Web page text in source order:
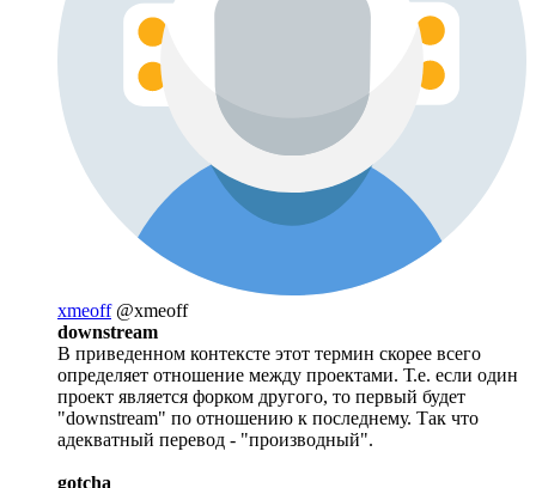
xmeoff @xmeoff
downstream
В приведенном контексте этот термин скорее всего
определяет отношение между проектами. Т.е. если один
проект является форком другого, то первый будет
"downstream" по отношению к последнему. Так что
адекватный перевод - "производный".
gotcha